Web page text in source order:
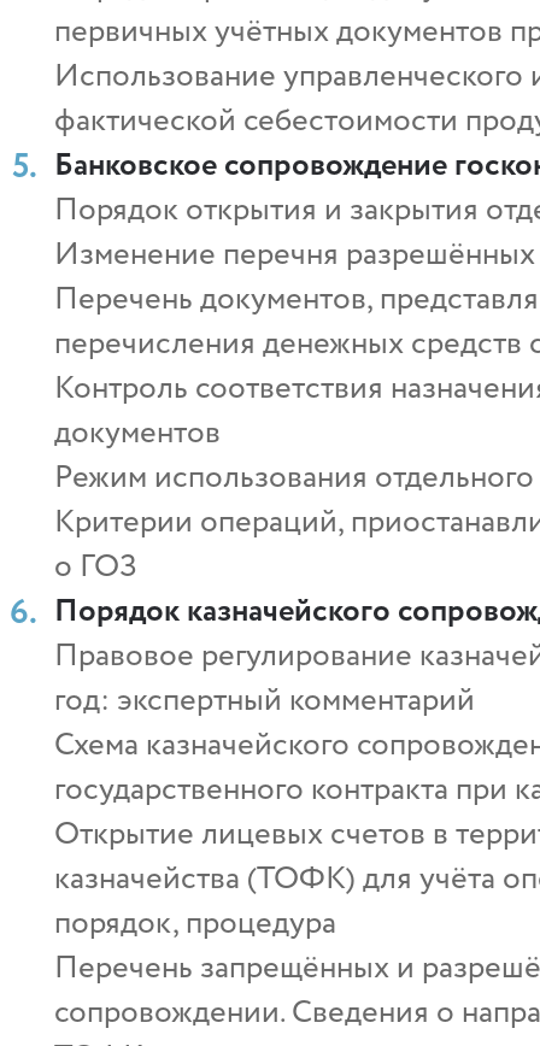
первичных учётных документов
Использование управленческого
фактической себестоимости
Банковское сопровождение
Порядок открытия и закрытия
Изменение перечня
Перечень документов,
перечисления денежных средств
Контроль соответствия
документов
Режим использования
Критерии операций,
о ГОЗ
Порядок казначейского
Правовое регулирование
год: экспертный комментарий
Схема казначейского
государственного контракта
Открытие лицевых счетов в
казначейства (ТОФК) для учёта
порядок, процедура
Перечень запрещённых и
сопровождении. Сведения о